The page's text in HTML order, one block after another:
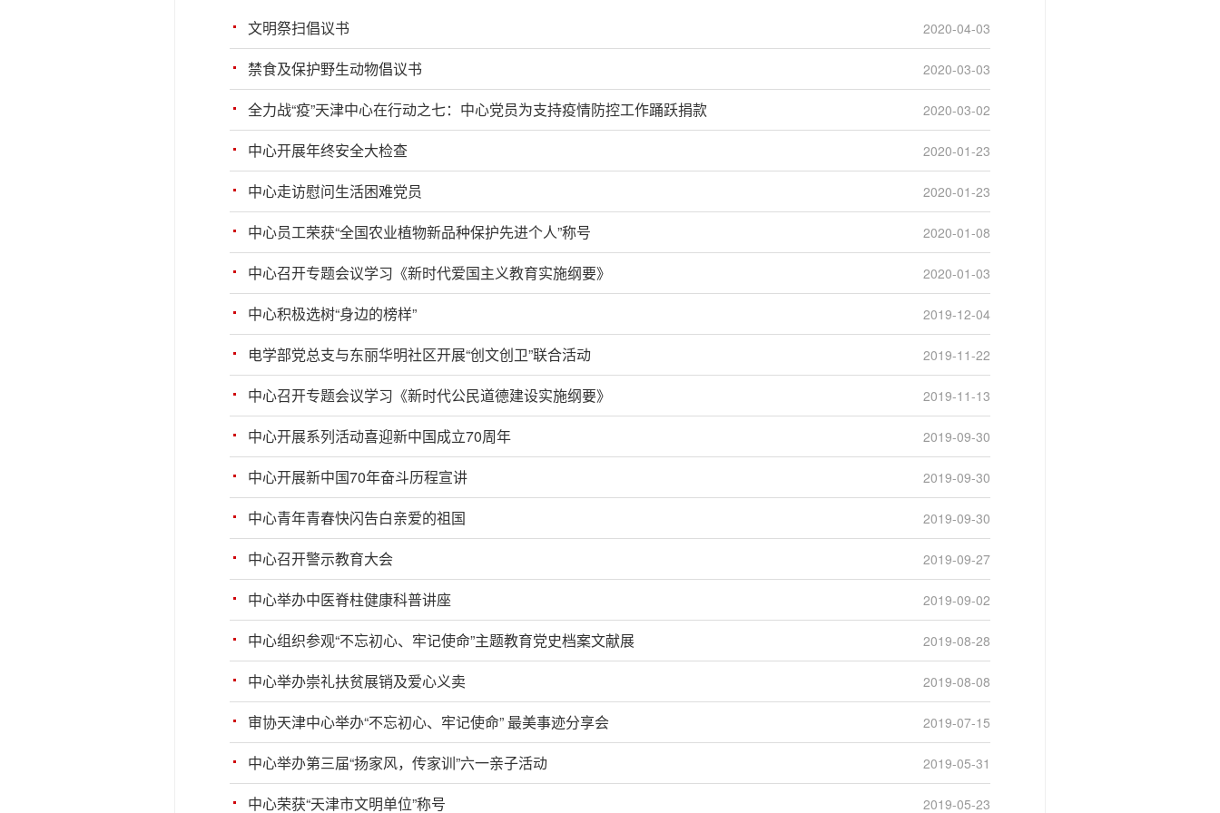
2020-04-03
文明祭扫倡议书
2020-03-03
禁食及保护野生动物倡议书
2020-03-02
全力战“疫”天津中心在行动之七：中心党员为支持疫情防控工作踊跃捐款
2020-01-23
中心开展年终安全大检查
2020-01-23
中心走访慰问生活困难党员
2020-01-08
中心员工荣获“全国农业植物新品种保护先进个人”称号
2020-01-03
中心召开专题会议学习《新时代爱国主义教育实施纲要》
2019-12-04
中心积极选树“身边的榜样”
2019-11-22
电学部党总支与东丽华明社区开展“创文创卫”联合活动
2019-11-13
中心召开专题会议学习《新时代公民道德建设实施纲要》
2019-09-30
中心开展系列活动喜迎新中国成立70周年
2019-09-30
中心开展新中国70年奋斗历程宣讲
2019-09-30
中心青年青春快闪告白亲爱的祖国
2019-09-27
中心召开警示教育大会
2019-09-02
中心举办中医脊柱健康科普讲座
2019-08-28
中心组织参观“不忘初心、牢记使命”主题教育党史档案文献展
2019-08-08
中心举办崇礼扶贫展销及爱心义卖
2019-07-15
审协天津中心举办“不忘初心、牢记使命” 最美事迹分享会
2019-05-31
中心举办第三届“扬家风，传家训”六一亲子活动
2019-05-23
中心荣获“天津市文明单位”称号